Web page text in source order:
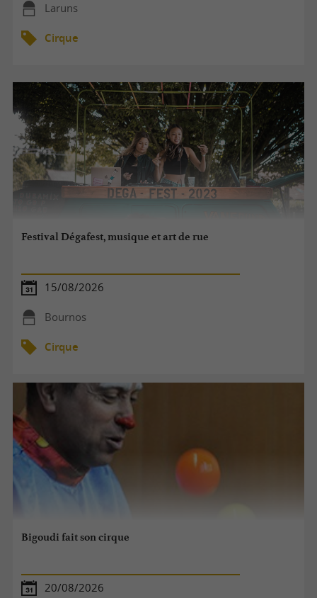
Laruns
Cirque
Festival Dégafest, musique et art de rue
15/08/2026
Bournos
Cirque
Bigoudi fait son cirque
20/08/2026